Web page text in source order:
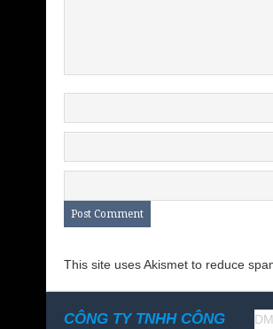
This site uses Akismet to reduce
CÔNG TY TNHH CÔNG